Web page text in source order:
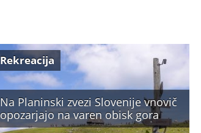
Na Planinski zvezi Slovenije vnovič
opozarjajo na varen obisk gora
Rekreacija